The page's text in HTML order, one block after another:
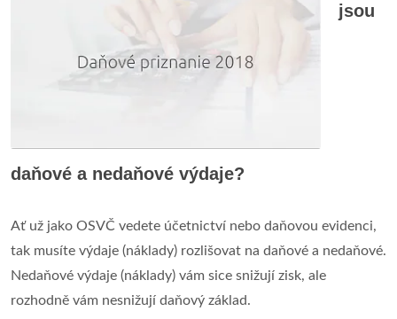
jsou
daňové a nedaňové výdaje?
Ať už jako OSVČ vedete účetnictví nebo daňovou evidenci,
tak musíte výdaje (náklady) rozlišovat na daňové a nedaňové.
Nedaňové výdaje (náklady) vám sice snižují zisk, ale
rozhodně vám nesnižují daňový základ.